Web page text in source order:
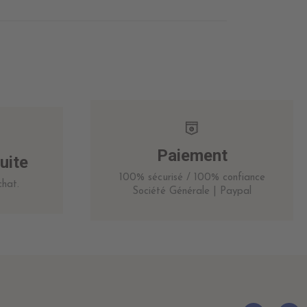
Paiement
100% sécurisé / 100% confiance
Société Générale | Paypal